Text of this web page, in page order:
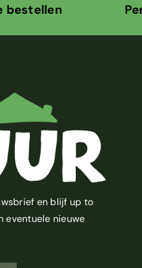
Persoonlijk
en blijf up to
eventuele nieuwe